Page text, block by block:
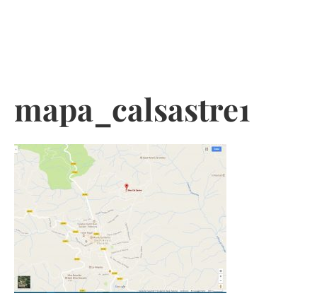
content
mapa_calsastre1